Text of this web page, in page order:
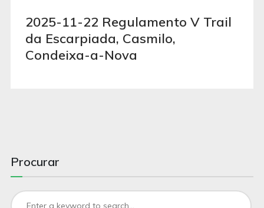
2025-11-22 Regulamento V Trail
da Escarpiada, Casmilo,
Condeixa-a-Nova
Procurar